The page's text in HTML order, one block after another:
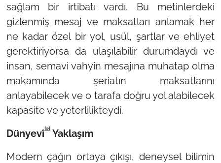
sağlam bir irtibatı vardı. Bu metinlerdeki
gizlenmiş mesaj ve maksatları anlamak her
ne kadar özel bir yol, usül, şartlar ve ehliyet
gerektiriyorsa da ulaşılabilir durumdaydı ve
insan, semavi vahyin mesajına muhatap olma
makamında şeriatın maksatlarını
anlayabilecek ve o tarafa doğru yol alabilecek
kapasite ve yeterlilikteydi.
Dünyevî[2]Yaklaşım
Modern çağın ortaya çıkışı, deneysel bilimin